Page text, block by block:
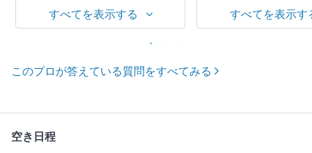
すべてを表示する すべてを表示す
このプロが答えている質問をすべてみる
空き日程